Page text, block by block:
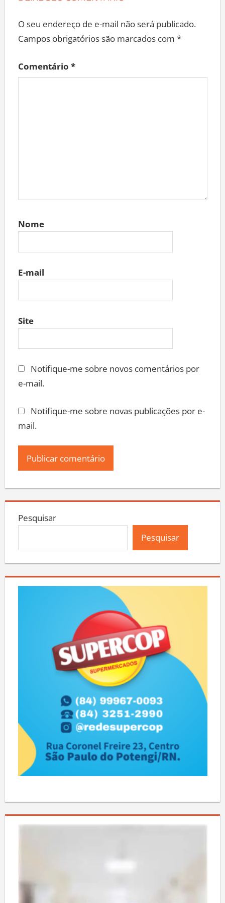
O seu endereço de e-mail não será publicado.
Campos obrigatórios são marcados com *
Comentário *
Nome
E-mail
Site
Notifique-me sobre novos comentários por
e-mail.
Notifique-me sobre novas publicações por e-
mail.
Pesquisar
Pesquisar